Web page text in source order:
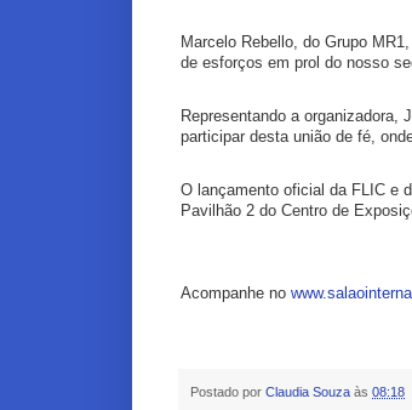
Marcelo Rebello, do Grupo
de esforços em prol do nosso
Representando a organizadora,
participar desta união de fé,
O lançamento oficial da FLIC e
Pavilhão 2 do Centro de
Acompanhe no
Postado por Claudia Souza às 08:18